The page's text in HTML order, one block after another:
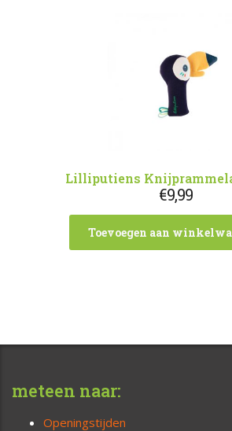
Lilliputiens
€9,99
Toevoegen aan
meteen naar:
Openingstijden